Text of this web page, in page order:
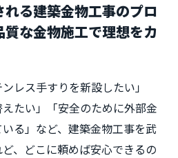
る建築金物工事のプロ
な金物施工で理想をカ
レス手すりを新設したい」
えたい」「安全のために外部金
る」など、建築金物工事を武
、どこに頼めば安心できるの